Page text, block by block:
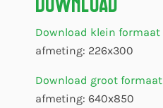
Download klein formaat
afmeting: 226x300
Download groot formaat
afmeting: 640x850